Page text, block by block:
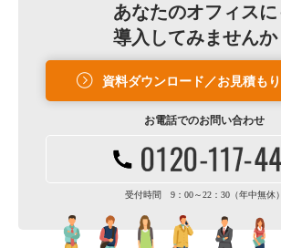
あなたのオフィスに
導入してみませんか
資料ダウンロード／お見積も
お電話でのお問い合わせ
受付時間 9：00～22：30（年中無休）